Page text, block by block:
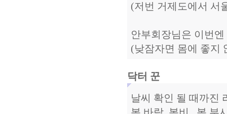
(저번 거제도에서 서
안부회장님은 이번
(낮잠자면 몸에 좋지
닥터 꾼
날씨 확인 될 때까진